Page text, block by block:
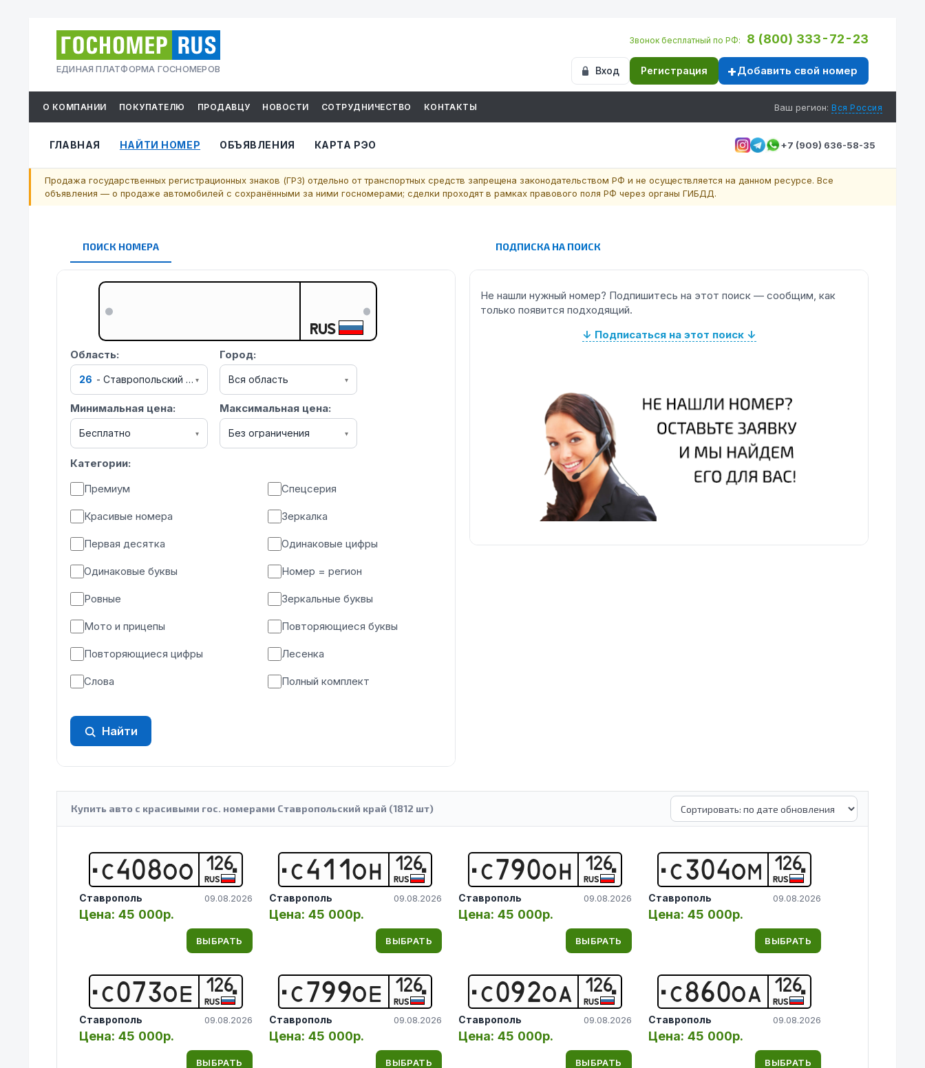
ЕДИНАЯ ПЛАТФОРМА ГОСНОМЕРОВ
Звонок бесплатный по РФ: 8 (800) 333-72-23
Вход Регистрация Добавить свой номер
О КОМПАНИИ ПОКУПАТЕЛЮ ПРОДАВЦУ НОВОСТИ СОТРУДНИЧЕСТВО КОНТАКТЫ Ваш регион: Вся Россия
ГЛАВНАЯ НАЙТИ НОМЕР ОБЪЯВЛЕНИЯ КАРТА РЭО +7 (909) 636-58-35
Продажа государственных регистрационных знаков (ГРЗ) отдельно от транспортных средств запрещена законодательством РФ и не осуществляется на данном ресурсе. Все
объявления — о продаже автомобилей с сохранёнными за ними госномерами; сделки проходят в рамках правового поля РФ через органы ГИБДД.
ПОИСК НОМЕРА
RUS
Область:
26 - Ставропольский край
▾
Город:
Вся область ▾
Минимальная цена:
Бесплатно ▾
Максимальная цена:
Без ограничения ▾
Категории:
Премиум
Спецсерия
Красивые номера Зеркалка
Первая десятка Одинаковые цифры
Одинаковые буквы Номер = регион
Ровные Зеркальные буквы
Мото и прицепы Повторяющиеся буквы
Повторяющиеся цифры Лесенка
Слова Полный комплект
Найти
ПОДПИСКА НА ПОИСК
Не нашли нужный номер? Подпишитесь на этот поиск — сообщим, как
только появится подходящий.
↓ Подписаться на этот поиск ↓
Купить авто с красивыми гос. номерами Ставропольский край (1812 шт)
С408ОО 126
RUS
Ставрополь 09.08.2026
Цена: 45 000р.
ВЫБРАТЬ
С073ОЕ 126
RUS
Ставрополь 09.08.2026
Цена: 45 000р.
ВЫБРАТЬ
С41 1 ОН 126
RUS
Ставрополь 09.08.2026
Цена: 45 000р.
ВЫБРАТЬ
С799ОЕ 126
RUS
Ставрополь 09.08.2026
Цена: 45 000р.
ВЫБРАТЬ
С790ОН 126
RUS
Ставрополь 09.08.2026
Цена: 45 000р.
ВЫБРАТЬ
С092ОА 126
RUS
Ставрополь 09.08.2026
Цена: 45 000р.
ВЫБРАТЬ
С304ОМ 126
RUS
Ставрополь 09.08.2026
Цена: 45 000р.
ВЫБРАТЬ
С860ОА 126
RUS
Ставрополь 09.08.2026
Цена: 45 000р.
ВЫБРАТЬ